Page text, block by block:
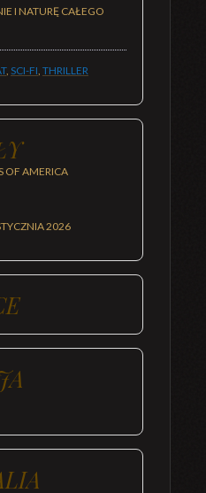
I NATURĘ CAŁEGO
, SCI-FI, THRILLER
OF AMERICA
2026